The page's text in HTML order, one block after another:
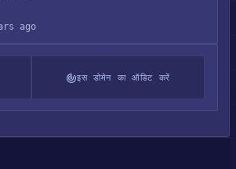
ago
इस डोमेन का ऑडिट करें